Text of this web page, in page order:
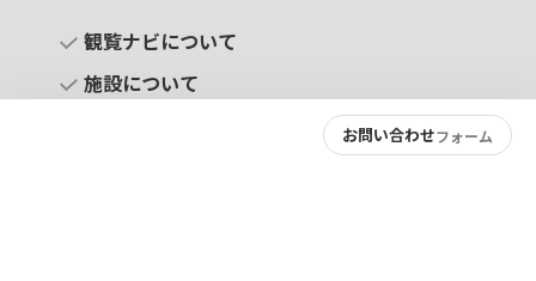
お問い合わせフォーム
観覧ナビについて
施設について